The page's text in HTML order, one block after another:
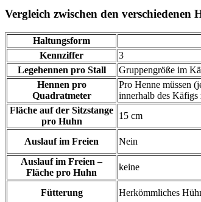
Vergleich zwischen den verschiedenen
Haltungsform
Kennziffer
3
Legehennen pro Stall
Gruppengröße im
Hennen pro
Quadratmeter
Pro Henne müssen
innerhalb des Käfigs
Fläche auf der Sitzstange
pro Huhn
15 cm
Auslauf im Freien Nein
Auslauf im Freien –
Fläche pro Huhn
keine
Fütterung Herkömmliches